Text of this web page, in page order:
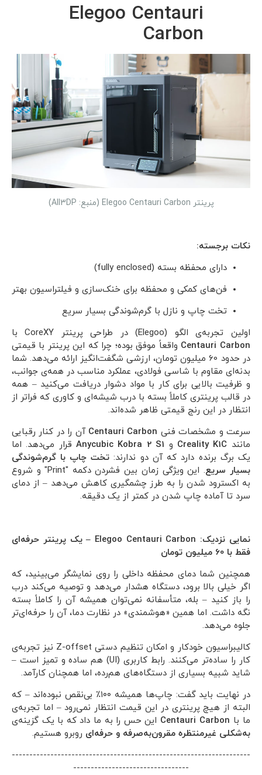
Elegoo Centauri
Carbon
پرینتر Elegoo Centauri Carbon (منبع: All3DP)
نکات برجسته:
دارای محفظه بسته (fully enclosed)
فن‌های کمکی و محفظه برای خنک‌سازی و فیلتراسیون بهتر
تخت چاپ و نازل با گرم‌شوندگی بسیار سریع
اولین تجربه‌ی الگو (Elegoo) در طراحی پرینتر CoreXY با
Centauri Carbon واقعاً موفق بوده؛ چرا که این پرینتر با قیمتی
در حدود 60 میلیون تومان، ارزشی شگفت‌انگیز ارائه می‌دهد. شما
بدنه‌ای مقاوم با شاسی فولادی، عملکرد مناسب در همه‌ی جوانب،
و ظرفیت بالایی برای کار با مواد دشوار دریافت می‌کنید – همه
در قالب پرینتری کاملاً بسته با درب شیشه‌ای و کاوری که فراتر از
انتظار در این رنج قیمتی ظاهر شده‌اند.
سرعت و مشخصات فنی Centauri Carbon آن را در کنار رقبایی
مانند Creality K1C و Anycubic Kobra 2 S1 قرار می‌دهد. اما
یک برگ برنده دارد که آن دو ندارند: تخت چاپ با گرم‌شوندگی
بسیار سریع
. این ویژگی زمان بین فشردن دکمه "Print" و شروع
به اکسترود شدن را به طرز چشمگیری کاهش می‌دهد – از دمای
سرد تا آماده چاپ شدن در کمتر از یک دقیقه.
نمایی نزدیک: Elegoo Centauri Carbon – یک پرینتر حرفه‌ای
فقط با 60 میلیون تومان
همچنین شما دمای محفظه داخلی را روی نمایشگر می‌بینید، که
اگر خیلی بالا برود، دستگاه هشدار می‌دهد و توصیه می‌کند درب
را باز کنید – بله، متأسفانه نمی‌توان همیشه آن را کاملاً بسته
نگه داشت. اما همین «هوشمندی» در نظارت دما، آن را حرفه‌ای‌تر
جلوه می‌دهد.
کالیبراسیون خودکار و امکان تنظیم دستی Z-offset نیز تجربه‌ی
کار را ساده‌تر می‌کنند. رابط کاربری (UI) هم ساده و تمیز است –
شاید شبیه بسیاری از دستگاه‌های هم‌رده، اما همچنان کارآمد.
در نهایت باید گفت: چاپ‌ها همیشه ۱۰۰٪ بی‌نقص نبوده‌اند – که
البته از هیچ پرینتری در این قیمت انتظار نمی‌رود – اما تجربه‌ی
ما با Centauri Carbon این حس را به ما داد که با یک گزینه‌ی
به‌شکلی غیرمنتظره مقرون‌به‌صرفه و حرفه‌ای روبرو هستیم.
--------------------------------------------------------------------
---------------------------------